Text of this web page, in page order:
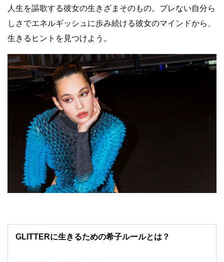
人生を謳歌する彼女の生きざまそのもの。ブレない自分ら
しさでエネルギッシュに歩み続ける彼女のマインドから、
生きるヒントを見つけよう。
GLITTERに生きるための希子ルールとは？